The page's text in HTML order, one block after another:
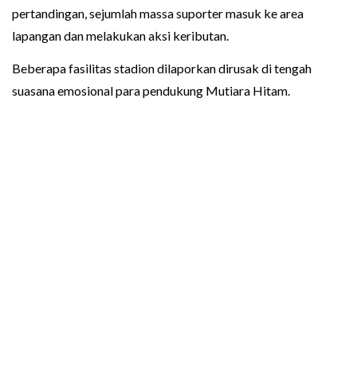
pertandingan, sejumlah massa suporter masuk ke area
lapangan dan melakukan aksi keributan.
Beberapa fasilitas stadion dilaporkan dirusak di tengah
suasana emosional para pendukung Mutiara Hitam.